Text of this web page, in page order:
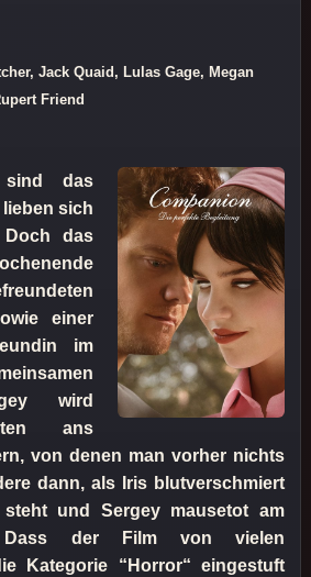
Jack Quaid, Lulas Gage, Megan
Friend
das
lieben sich
das
einer
im
wird
ans
von denen man vorher nichts
dann, als Iris blutverschmiert
und Sergey mausetot am
Dass der Film von vielen
Kategorie “Horror“ eingestuft